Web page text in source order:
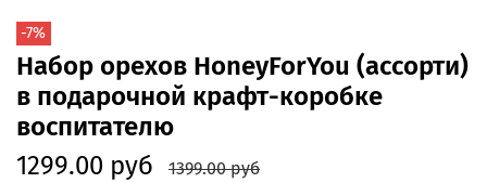
-7%
Набор орехов HoneyForYou (ассорти)
в подарочной крафт-коробке
воспитателю
1299.00 руб
1399.00 руб